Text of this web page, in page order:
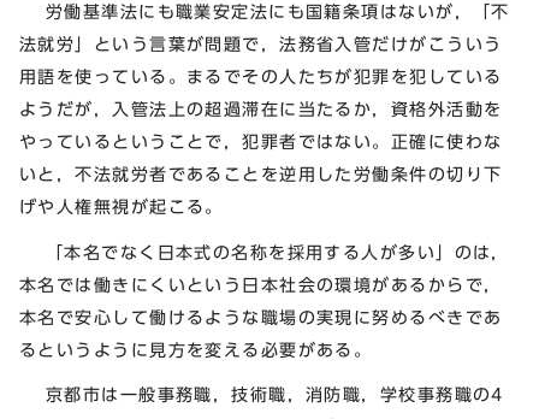
労働基準法にも職業安定法にも国籍条項はないが，「不
法就労」という言葉が問題で，法務省入管だけがこういう
用語を使っている。まるでその人たちが犯罪を犯している
ようだが，入管法上の超過滞在に当たるか，資格外活動を
やっているということで，犯罪者ではない。正確に使わな
いと，不法就労者であることを逆用した労働条件の切り下
げや人権無視が起こる。
「本名でなく日本式の名称を採用する人が多い」のは，
本名では働きにくいという日本社会の環境があるからで，
本名で安心して働けるような職場の実現に努めるべきであ
るというように見方を変える必要がある。
京都市は一般事務職，技術職，消防職，学校事務職の4